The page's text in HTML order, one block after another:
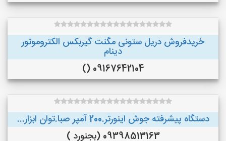
خریدفروش دریل ستونی مگنت گیربکس الکتروموتور
دینام
09167642104 ()
دستگاه پیشرفته جوش اینورتر.200 آمپر صبا.توان ابزار...
09398513163 (بجنورد )